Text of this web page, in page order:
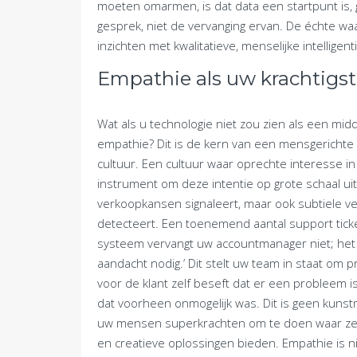
moeten omarmen, is dat data een startpunt
gesprek, niet de vervanging ervan. De échte
inzichten met kwalitatieve, menselijke
Empathie als uw
Wat als u technologie niet zou zien als een
empathie? Dit is de kern van een
cultuur. Een cultuur waar oprechte interesse
instrument om deze intentie op grote schaal
verkoopkansen signaleert, maar ook subtiele
detecteert. Een toenemend aantal support
systeem vervangt uw accountmanager niet;
aandacht nodig.’ Dit stelt uw team in staat
voor de klant zelf beseft dat er een probleem
dat voorheen onmogelijk was. Dit is geen
uw mensen superkrachten om te doen waar
en creatieve oplossingen bieden. Empathie is